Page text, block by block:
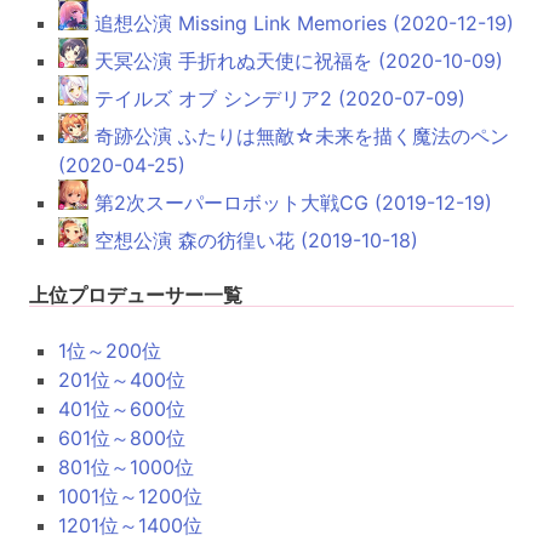
追想公演 Missing Link Memories (2020-12-19)
天冥公演 手折れぬ天使に祝福を (2020-10-09)
テイルズ オブ シンデリア2 (2020-07-09)
奇跡公演 ふたりは無敵☆未来を描く魔法のペン
(2020-04-25)
第2次スーパーロボット大戦CG (2019-12-19)
空想公演 森の彷徨い花 (2019-10-18)
上位プロデューサー一覧
1位～200位
201位～400位
401位～600位
601位～800位
801位～1000位
1001位～1200位
1201位～1400位